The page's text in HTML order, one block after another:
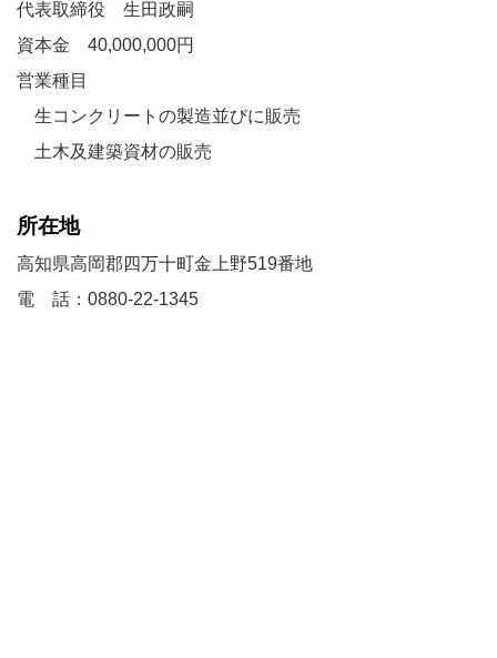
代表取締役 生田政嗣
資本金 40,000,000円
営業種目
生コンクリートの製造並びに販売
土木及建築資材の販売
所在地
高知県高岡郡四万十町金上野519番地
電 話：0880-22-1345